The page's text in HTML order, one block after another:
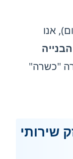
אנו
"כשרה"
שירותי